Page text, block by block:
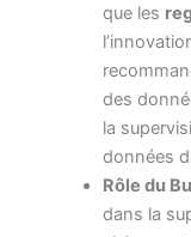
que les
des
la
données
Rôle du
dans la